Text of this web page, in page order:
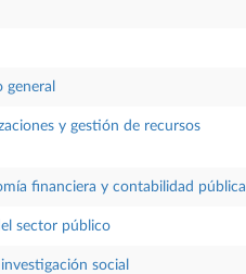
y gestión de recursos
financiera y contabilidad pública
sector público
social